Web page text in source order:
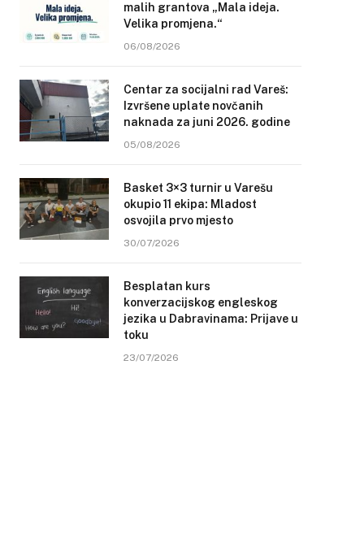
malih grantova „Mala ideja.
Velika promjena.“
06/08/2026
Centar za socijalni rad Vareš:
Izvršene uplate novčanih
naknada za juni 2026. godine
05/08/2026
Basket 3×3 turnir u Varešu
okupio 11 ekipa: Mladost
osvojila prvo mjesto
30/07/2026
Besplatan kurs
konverzacijskog engleskog
jezika u Dabravinama: Prijave u
toku
23/07/2026